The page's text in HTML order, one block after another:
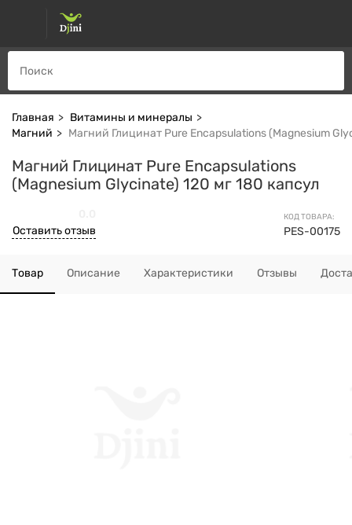
Главная
Витамины и минералы
Магний
Магний Глицинат Pure Encapsulations (Magnesium
Магний Глицинат Pure Encapsulations
(Magnesium Glycinate) 120 мг 180 капсул
КОД ТОВАРА:
PES-00175
Оставить отзыв
Товар Описание Характеристики Отзывы